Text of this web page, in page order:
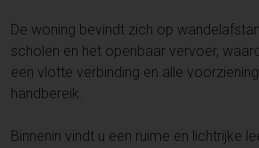
De woning bevindt zich op
scholen en het openbaar vervoer,
een vlotte verbinding en alle
handbereik.
Binnenin vindt u een ruime en lichtrijke